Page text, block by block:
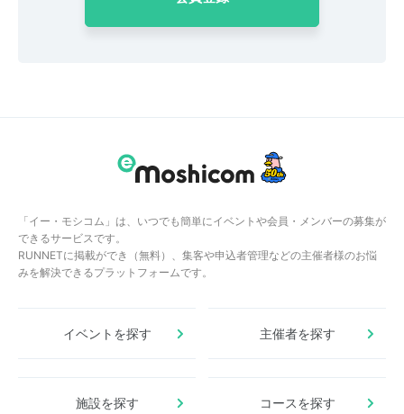
「イー・モシコム」は、いつでも簡単にイベントや会員・メンバーの募集が
できるサービスです。
RUNNETに掲載ができ（無料）、集客や申込者管理などの主催者様のお悩
みを解決できるプラットフォームです。
イベントを探す 主催者を探す
施設を探す コースを探す